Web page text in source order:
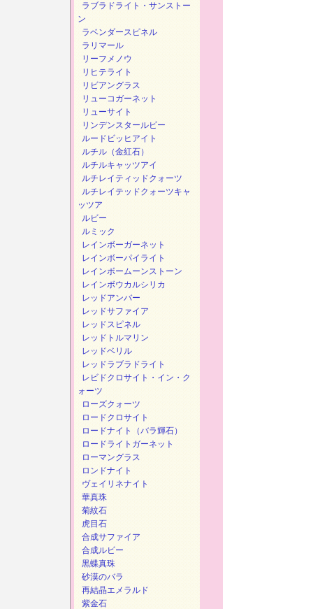
ラブラドライト・サンストー
ン
ラベンダースピネル
ラリマール
リーフメノウ
リヒテライト
リビアングラス
リューコガーネット
リューサイト
リンデンスタールビー
ルードビッヒアイト
ルチル（金紅石）
ルチルキャッツアイ
ルチレイティッドクォーツ
ルチレイテッドクォーツキャ
ッツア
ルビー
ルミック
レインボーガーネット
レインボーパイライト
レインボームーンストーン
レインボウカルシリカ
レッドアンバー
レッドサファイア
レッドスピネル
レッドトルマリン
レッドベリル
レッドラブラドライト
レビドクロサイト・イン・ク
ォーツ
ローズクォーツ
ロードクロサイト
ロードナイト（バラ輝石）
ロードライトガーネット
ローマングラス
ロンドナイト
ヴェイリネナイト
華真珠
菊紋石
虎目石
合成サファイア
合成ルビー
黒蝶真珠
砂漠のバラ
再結晶エメラルド
紫金石